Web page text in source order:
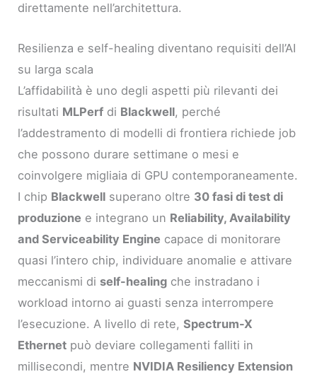
direttamente nell’architettura.
Resilienza e self-healing diventano requisiti dell’AI
su larga scala
L’affidabilità è uno degli aspetti più rilevanti dei
risultati MLPerf di Blackwell, perché
l’addestramento di modelli di frontiera richiede job
che possono durare settimane o mesi e
coinvolgere migliaia di GPU contemporaneamente.
I chip Blackwell superano oltre 30 fasi di test di
produzione e integrano un Reliability, Availability
and Serviceability Engine capace di monitorare
quasi l’intero chip, individuare anomalie e attivare
meccanismi di self-healing che instradano i
workload intorno ai guasti senza interrompere
l’esecuzione. A livello di rete,Spectrum-X
Ethernet può deviare collegamenti falliti in
millisecondi, mentre NVIDIA Resiliency Extension